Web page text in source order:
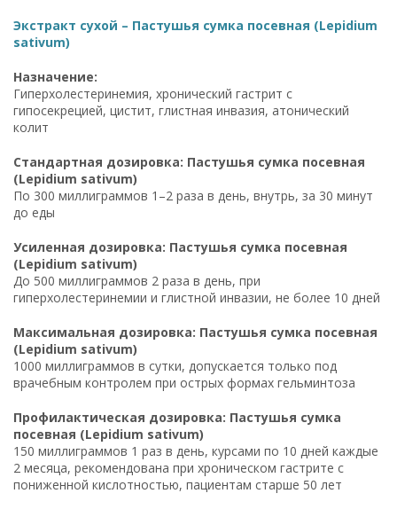
Экстракт сухой – Пастушья сумка посевная (Lepidium
sativum)
Назначение:
Гиперхолестеринемия, хронический гастрит с
гипосекрецией, цистит, глистная инвазия, атонический
колит
Стандартная дозировка: Пастушья сумка посевная
(Lepidium sativum)
По 300 миллиграммов 1–2 раза в день, внутрь, за 30 минут
до еды
Усиленная дозировка: Пастушья сумка посевная
(Lepidium sativum)
До 500 миллиграммов 2 раза в день, при
гиперхолестеринемии и глистной инвазии, не более 10 дней
Максимальная дозировка: Пастушья сумка посевная
(Lepidium sativum)
1000 миллиграммов в сутки, допускается только под
врачебным контролем при острых формах гельминтоза
Профилактическая дозировка: Пастушья сумка
посевная (Lepidium sativum)
150 миллиграммов 1 раз в день, курсами по 10 дней каждые
2 месяца, рекомендована при хроническом гастрите с
пониженной кислотностью, пациентам старше 50 лет